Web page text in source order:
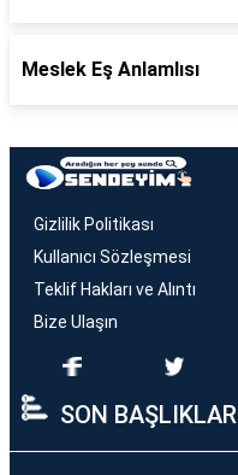
Meslek Eş Anlamlısı
Gizlilik Politikası
Kullanıcı Sözleşmesi
Teklif Hakları ve Alıntı
Bize Ulaşın
SON BAŞLIKLAR